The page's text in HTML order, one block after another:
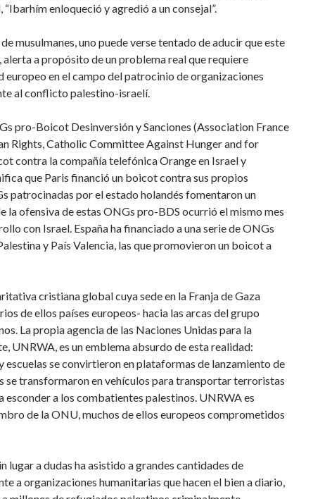
enloqueció y agredió a un consejal”.
musulmanes, uno puede verse tentado de aducir que este
alerta a propósito de un problema real que requiere
en el campo del patrocinio de organizaciones
al conflicto palestino-israelí.
pro-Boicot Desinversión y Sanciones (Association France
Rights, Catholic Committee Against Hunger and for
contra la compañía telefónica Orange en Israel y
que Paris financió un boicot contra sus propios
patrocinadas por el estado holandés fomentaron un
ofensiva de estas ONGs pro-BDS ocurrió el mismo mes
con Israel. España ha financiado a una serie de ONGs
y País Valencia, las que promovieron un boicot a
cristiana global cuya sede en la Franja de Gaza
de ellos países europeos- hacia las arcas del grupo
La propia agencia de las Naciones Unidas para la
UNRWA, es un emblema absurdo de esta realidad:
se convirtieron en plataformas de lanzamiento de
se transformaron en vehículos para transportar terroristas
a los combatientes palestinos. UNRWA es
de la ONU, muchos de ellos europeos comprometidos
lugar a dudas ha asistido a grandes cantidades de
a organizaciones humanitarias que hacen el bien a diario,